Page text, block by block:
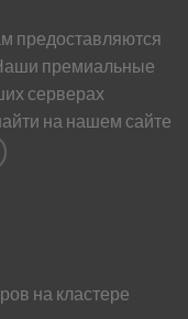
предоставляются
премиальные
серверах
на нашем сайте
на кластере